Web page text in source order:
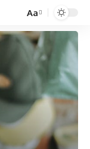
Font
Resizer
Aa